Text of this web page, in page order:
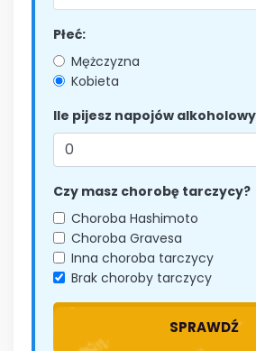
Płeć:
Mężczyzna
Kobieta
Ile pijesz napojów
Czy masz chorobę tarczycy?
Choroba Hashimoto
Choroba Gravesa
Inna choroba tarczycy
Brak choroby tarczycy
SPRAWDŹ